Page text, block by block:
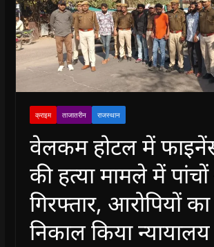
क्राइम ताजातरीन राजस्थान
वेलकम होटल में
की हत्या मामले में
गिरफ्तार, आरोपियों
निकाल किया